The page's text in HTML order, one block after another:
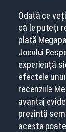
Odată ce
că le puteți
plată
Jocului
experiență
efectele
recenziile
avantaj
prezintă
acesta